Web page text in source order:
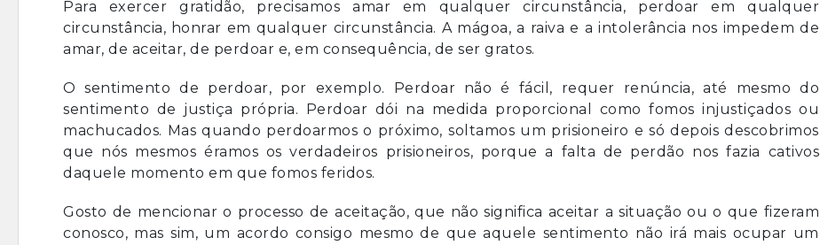
Para exercer gratidão, precisamos amar em qualquer circunstância, perdoar em qualquer
circunstância, honrar em qualquer circunstância. A mágoa, a raiva e a intolerância nos impedem de
amar, de aceitar, de perdoar e, em consequência, de ser gratos.
O sentimento de perdoar, por exemplo. Perdoar não é fácil, requer renúncia, até mesmo do
sentimento de justiça própria. Perdoar dói na medida proporcional como fomos injustiçados ou
machucados. Mas quando perdoarmos o próximo, soltamos um prisioneiro e só depois descobrimos
que nós mesmos éramos os verdadeiros prisioneiros, porque a falta de perdão nos fazia cativos
daquele momento em que fomos feridos.
Gosto de mencionar o processo de aceitação, que não significa aceitar a situação ou o que fizeram
conosco, mas sim, um acordo consigo mesmo de que aquele sentimento não irá mais ocupar um